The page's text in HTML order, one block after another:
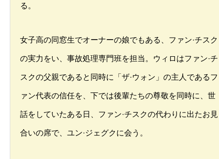
る。
女子高の同窓生でオーナーの娘でもある、ファン·チスク
の実力をい、事故処理専門班を担当。ウィロはファン·チ
スクの父親であると同時に「ザ·ウォン」の主人であるフ
ァン代表の信任を、下では後輩たちの尊敬を同時に、世
話をしていたある日、ファン·チスクの代わりに出たお見
合いの席で、ユン·ジェグクに会う。